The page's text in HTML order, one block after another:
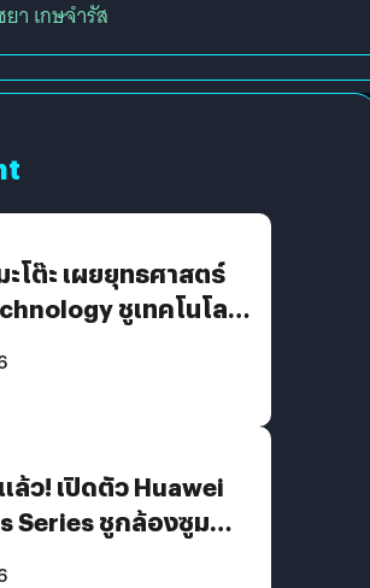
า เกษจำรัส
ะโต๊ะ เผยยุทธศาสตร์
ชูเทคโนโลยี
B2B
ล้ว! เปิดตัว Huawei
Series ชูกล้องซูม